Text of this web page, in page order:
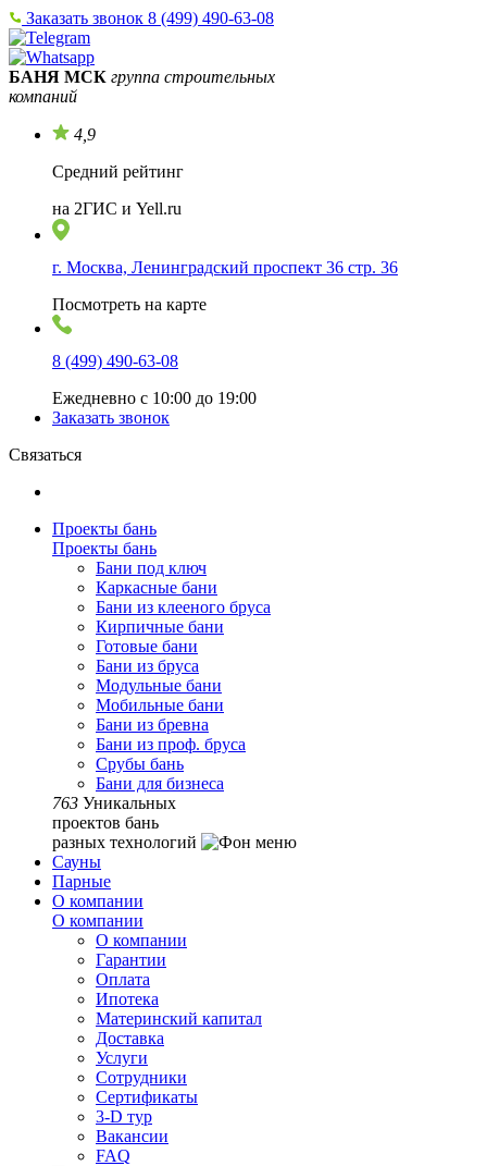
Заказать звонок 8 (499) 490-63-08
БАНЯ МСК группа строительных
компаний
4,9
Средний рейтинг
на 2ГИС и Yell.ru
г. Москва, Ленинградский проспект 36 стр. 36
Посмотреть на карте
8 (499) 490-63-08
Ежедневно с 10:00 до 19:00
Заказать звонок
Связаться
Проекты бань
Проекты бань
Бани под ключ
Каркасные бани
Бани из клееного бруса
Кирпичные бани
Готовые бани
Бани из бруса
Модульные бани
Мобильные бани
Бани из бревна
Бани из проф. бруса
Срубы бань
Бани для бизнеса
763 Уникальных
проектов бань
разных технологий
Сауны
Парные
О компании
О компании
О компании
Гарантии
Оплата
Ипотека
Материнский капитал
Доставка
Услуги
Сотрудники
Сертификаты
3-D тур
Вакансии
FAQ